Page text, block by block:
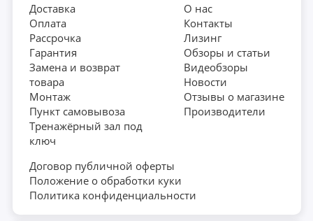
Доставка
Оплата
Рассрочка
Гарантия
Замена и возврат
товара
Монтаж
Пункт самовывоза
Тренажёрный зал под
ключ
О нас
Контакты
Лизинг
Обзоры и статьи
Видеобзоры
Новости
Отзывы о магазине
Производители
Договор публичной оферты
Положение о обработки куки
Политика конфиденциальности